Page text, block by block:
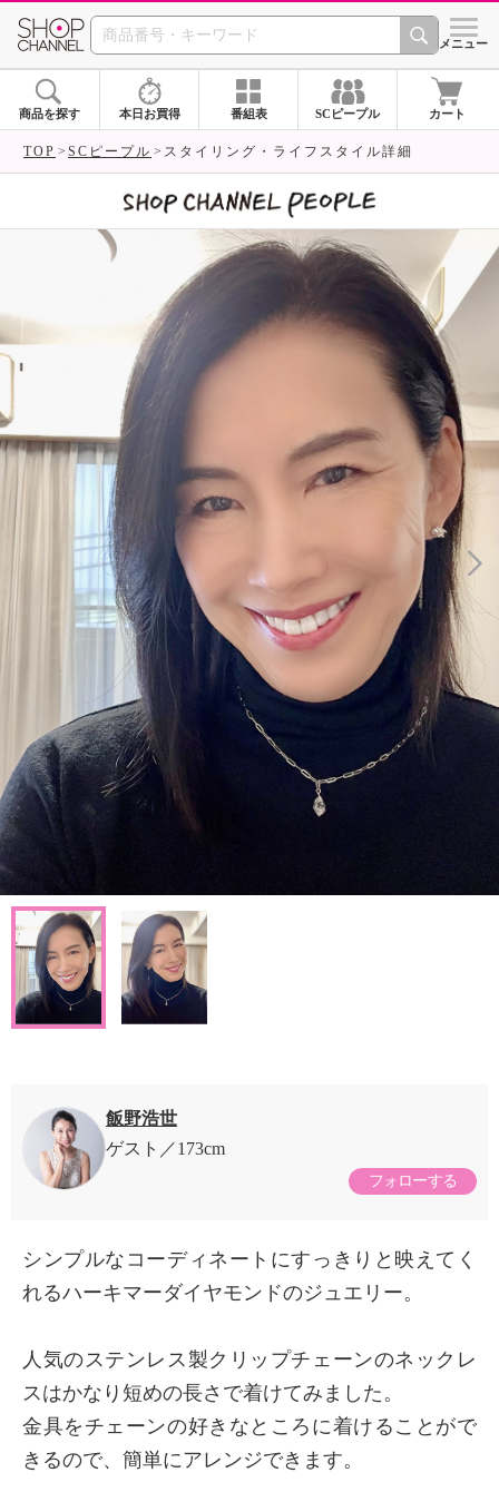
SHOP CHANNEL シメニュー
商品を探す 本日お買得 番組表 SCピープル カート
TOP SCピープル スタイリング・ライフスタイル詳細
飯野浩世
ゲスト
173cm
フォローする
シンプルなコーディネートにすっきりと映えてく
れるハーキマーダイヤモンドのジュエリー。
人気のステンレス製クリップチェーンのネックレ
スはかなり短めの長さで着けてみました。
金具をチェーンの好きなところに着けることがで
きるので、簡単にアレンジできます。